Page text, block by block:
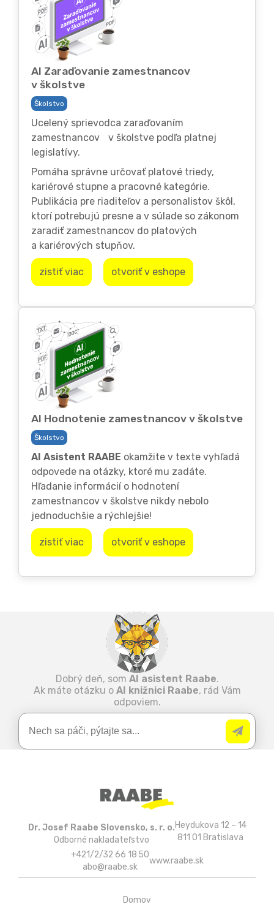
AI Zaraďovanie zamestnancov
v školstve
Školstvo
Ucelený sprievodca zaraďovaním
zamestnancov v školstve podľa platnej
legislatívy.
Pomáha správne určovať platové triedy,
kariérové stupne a pracovné kategórie.
Publikácia pre riaditeľov a personalistov škôl,
ktorí potrebujú presne a v súlade so zákonom
zaradiť zamestnancov do platových
a kariérových stupňov.
zistiť viac otvoriť v eshope
AI Hodnotenie zamestnancov v školstve
Školstvo
AI Asistent RAABE okamžite v texte vyhľadá
odpovede na otázky, ktoré mu zadáte.
Hľadanie informácií o hodnotení
zamestnancov v školstve nikdy nebolo
jednoduchšie a rýchlejšie!
zistiť viac otvoriť v eshope
Dobrý deň, som AI asistent Raabe.
Ak máte otázku o AI knižnici Raabe, rád Vám
odpoviem.
Dr. Josef Raabe Slovensko, s. r. o.
Odborné nakladateľstvo
Heydukova 12 – 14
811 01 Bratislava
+421/2/32 66 18 50
abo@raabe.sk
www.raabe.sk
Domov